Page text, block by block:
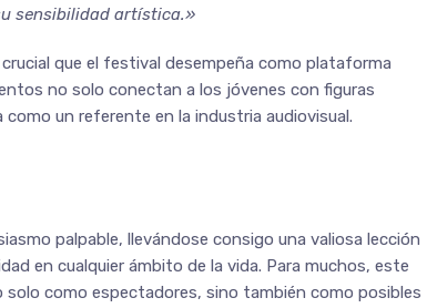
sensibilidad artística.»
que el festival desempeña como plataforma
no solo conectan a los jóvenes con figuras
un referente en la industria audiovisual.
palpable, llevándose consigo una valiosa lección
en cualquier ámbito de la vida. Para muchos, este
solo como espectadores, sino también como posibles